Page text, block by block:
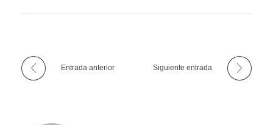
Entrada anterior Siguiente entrada